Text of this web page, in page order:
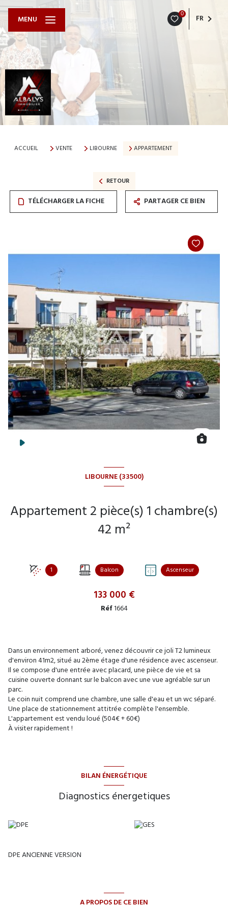
0 FR
MENU
ACCUEIL VENTE LIBOURNE APPARTEMENT
RETOUR
TÉLÉCHARGER LA FICHE PARTAGER CE BIEN
LIBOURNE (33500)
Appartement 2 pièce(s) 1 chambre(s)
42 m²
1 Balcon Ascenseur
133 000 €
Réf1664
Dans un environnement arboré, venez découvrir ce joli T2 lumineux
d'environ 41m2, situé au 2ème étage d'une résidence avec ascenseur.
Il se compose d'une entrée avec placard, une pièce de vie et sa
cuisine ouverte donnant sur le balcon avec une vue agréable sur un
parc.
Le coin nuit comprend une chambre, une salle d'eau et un wc séparé.
Une place de stationnement attitrée complète l'ensemble.
L'appartement est vendu loué (504€ + 60€)
À visiter rapidement !
BILAN ÉNERGÉTIQUE
Diagnostics énergetiques
DPE ANCIENNE VERSION
A PROPOS DE CE BIEN